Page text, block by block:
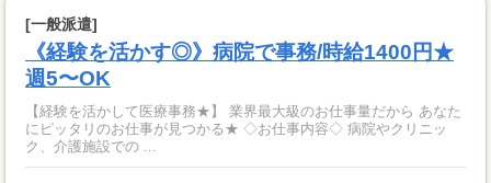
[一般派遣]
《経験を活かす◎》病院で事務/時給1400円★
週5〜OK
【経験を活かして医療事務★】 業界最大級のお仕事量だから あなた
にピッタリのお仕事が見つかる★ ◇お仕事内容◇ 病院やクリニッ
ク、介護施設での ...